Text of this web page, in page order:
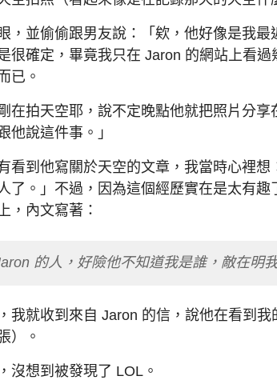
，並偷偷跟男友說：「欸，他好像是我最
很確定，畢竟我只在 Jaron 的網站上看過
已。
在拍天空耶，說不定晚點他就把照片分享
他說這件事。」
看到他寫關於天空的文章，我當時心裡想
了。」不過，因為這個經歷實在是太有
，內文寫著：
的人，好險他不知道我是誰，敵在明
我就收到來自 Jaron 的信，說他在看到我
）。
沒想到被發現了 LOL。